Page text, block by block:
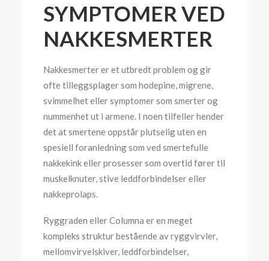
SYMPTOMER VED
NAKKESMERTER
Nakkesmerter er et utbredt problem og gir
ofte tilleggsplager som hodepine, migrene,
svimmelhet eller symptomer som smerter og
nummenhet ut i armene. I noen tilfeller hender
det at smertene oppstår plutselig uten en
spesiell foranledning som ved smertefulle
nakkekink eller prosesser som overtid fører til
muskelknuter, stive leddforbindelser eller
nakkeprolaps.
Ryggraden eller Columna er en meget
kompleks struktur bestående av ryggvirvler,
mellomvirvelskiver, leddforbindelser,